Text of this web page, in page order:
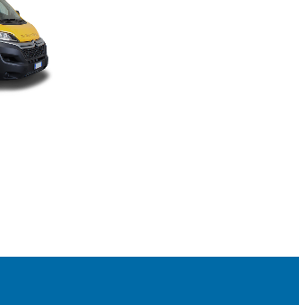
Chef